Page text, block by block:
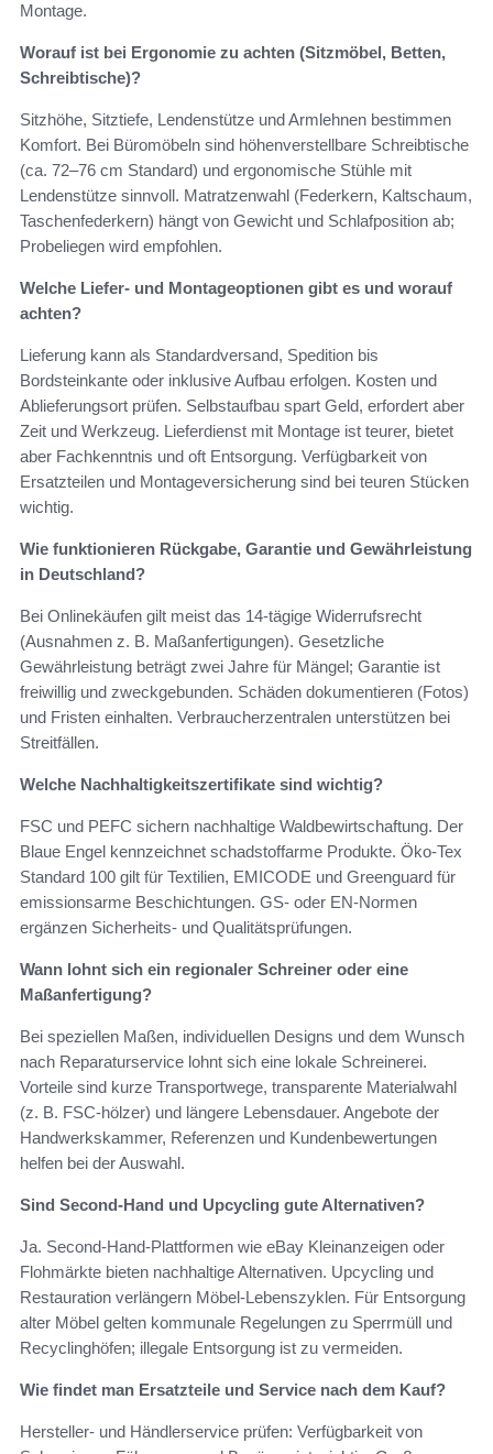
Montage.
Worauf ist bei Ergonomie zu achten (Sitzmöbel, Betten,
Schreibtische)?
Sitzhöhe, Sitztiefe, Lendenstütze und Armlehnen bestimmen
Komfort. Bei Büromöbeln sind höhenverstellbare Schreibtische
(ca. 72–76 cm Standard) und ergonomische Stühle mit
Lendenstütze sinnvoll. Matratzenwahl (Federkern, Kaltschaum,
Taschenfederkern) hängt von Gewicht und Schlafposition ab;
Probeliegen wird empfohlen.
Welche Liefer- und Montageoptionen gibt es und worauf
achten?
Lieferung kann als Standardversand, Spedition bis
Bordsteinkante oder inklusive Aufbau erfolgen. Kosten und
Ablieferungsort prüfen. Selbstaufbau spart Geld, erfordert aber
Zeit und Werkzeug. Lieferdienst mit Montage ist teurer, bietet
aber Fachkenntnis und oft Entsorgung. Verfügbarkeit von
Ersatzteilen und Montageversicherung sind bei teuren Stücken
wichtig.
Wie funktionieren Rückgabe, Garantie und Gewährleistung
in Deutschland?
Bei Onlinekäufen gilt meist das 14-tägige Widerrufsrecht
(Ausnahmen z. B. Maßanfertigungen). Gesetzliche
Gewährleistung beträgt zwei Jahre für Mängel; Garantie ist
freiwillig und zweckgebunden. Schäden dokumentieren (Fotos)
und Fristen einhalten. Verbraucherzentralen unterstützen bei
Streitfällen.
Welche Nachhaltigkeitszertifikate sind wichtig?
FSC und PEFC sichern nachhaltige Waldbewirtschaftung. Der
Blaue Engel kennzeichnet schadstoffarme Produkte. Öko-Tex
Standard 100 gilt für Textilien, EMICODE und Greenguard für
emissionsarme Beschichtungen. GS- oder EN-Normen
ergänzen Sicherheits- und Qualitätsprüfungen.
Wann lohnt sich ein regionaler Schreiner oder eine
Maßanfertigung?
Bei speziellen Maßen, individuellen Designs und dem Wunsch
nach Reparaturservice lohnt sich eine lokale Schreinerei.
Vorteile sind kurze Transportwege, transparente Materialwahl
(z. B. FSC-hölzer) und längere Lebensdauer. Angebote der
Handwerkskammer, Referenzen und Kundenbewertungen
helfen bei der Auswahl.
Sind Second-Hand und Upcycling gute Alternativen?
Ja. Second-Hand-Plattformen wie eBay Kleinanzeigen oder
Flohmärkte bieten nachhaltige Alternativen. Upcycling und
Restauration verlängern Möbel-Lebenszyklen. Für Entsorgung
alter Möbel gelten kommunale Regelungen zu Sperrmüll und
Recyclinghöfen; illegale Entsorgung ist zu vermeiden.
Wie findet man Ersatzteile und Service nach dem Kauf?
Hersteller- und Händlerservice prüfen: Verfügbarkeit von